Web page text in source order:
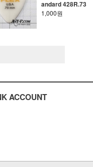
andard 428R.73
1,000원
ACCOUNT